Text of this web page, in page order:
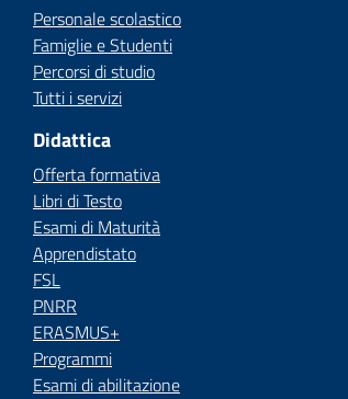
Personale scolastico
Famiglie e Studenti
Percorsi di studio
Tutti i servizi
Didattica
Offerta formativa
Libri di Testo
Esami di Maturità
Apprendistato
FSL
PNRR
ERASMUS+
Programmi
Esami di abilitazione